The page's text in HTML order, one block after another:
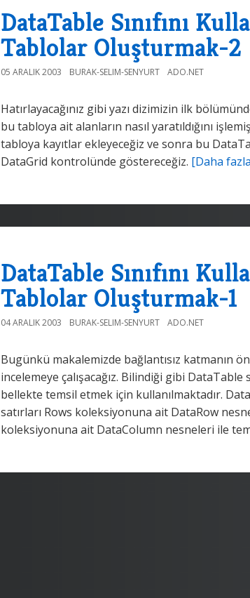
DataTable Sınıfını
Tablolar Oluşturmak-2
05 ARALIK 2003 BURAK-SELIM-SENYURT ADO.NET
Hatırlayacağınız gibi yazı dizimizin ilk
bu tabloya ait alanların nasıl yaratıldığını
tabloya kayıtlar ekleyeceğiz ve sonra bu
DataGrid kontrolünde göstereceğiz. [Daha
DataTable Sınıfını
Tablolar Oluşturmak-1
04 ARALIK 2003 BURAK-SELIM-SENYURT ADO.NET
Bugünkü makalemizde bağlantısız katmanın
incelemeye çalışacağız. Bilindiği gibi
bellekte temsil etmek için kullanılmaktadır.
satırları Rows koleksiyonuna ait DataRow
koleksiyonuna ait DataColumn nesneleri ile